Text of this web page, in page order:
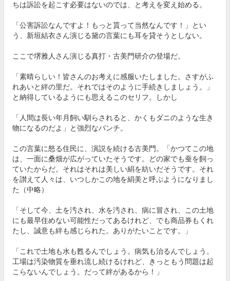
ちは訴訟を起こす必要はないのでは、と考えを変え始める。
「公害訴訟なんですよ！もっと貰って当然なんです！」とい
う、新垣結衣さん演じる黛の言葉にも耳を貸そうとしない。
ここで堺雅人さん演じる真打・古美門研介の登場だ。
「素晴らしい！皆さんのお考えに感服いたしました。さすがふ
れあいと絆の里だ。それではそのように手続きしましょう。」
と納得しているようにも思えるこのセリフ。しかし
「人間は長い年月飼い馴らされると、かくもダニのような生き
物になるのだよ」と強烈なパンチ。
この言葉に怒る住民に、演説を続ける古美門。「かつてこの地
は、一面に桑畑が広がっていたそうです。どの家でも蚕を飼っ
ていたからだ。それはそれは美しい絹を紡いだそうです。それ
を讃えて人々は、いつしかこの地を絹美と呼ぶようになりまし
た（中略）
「そして今、土を汚され、水を汚され、病に冒され、この土地
にも最早住めない可能性だってあるけれど、でも商品券もくれ
たし、誠意も絆も感じられた。ありがたいことです。」
「これで土地も水も甦るんでしょう。病気も治るんでしょう。
工場は汚染物質を垂れ流し続けるけれど、きっともう問題は起
こらないんでしょう。だって絆があるから！」